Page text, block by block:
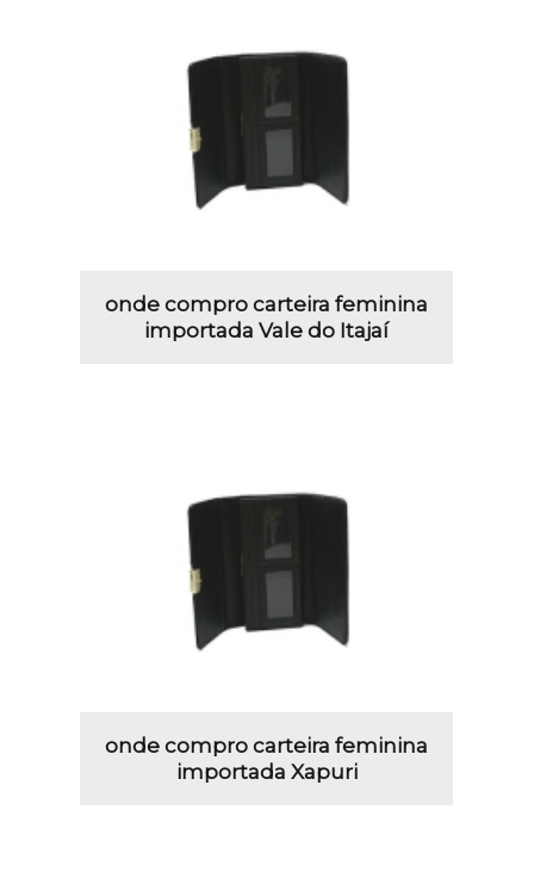
onde compro carteira feminina
importada Vale do Itajaí
onde compro carteira feminina
importada Xapuri